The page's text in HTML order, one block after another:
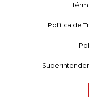
Política de